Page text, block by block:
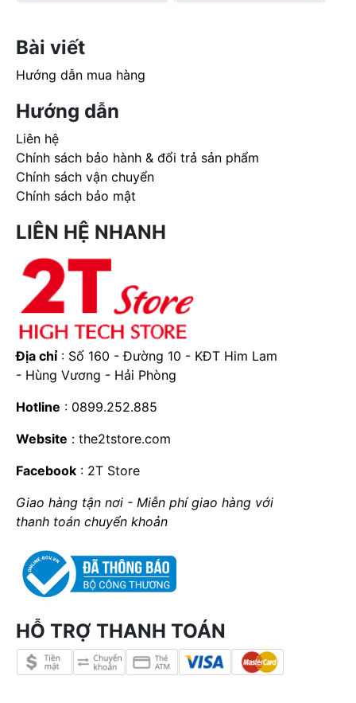
Bài viết
Hướng dẫn mua hàng
Hướng dẫn
Liên hệ
Chính sách bảo hành & đổi trả sản phẩm
Chính sách vận chuyển
Chính sách bảo mật
LIÊN HỆ NHANH
Địa chỉ: Số 160 - Đường 10 - KĐT Him Lam
- Hùng Vương - Hải Phòng
Hotline : 0899.252.885
Website :the2tstore.com
Facebook : 2T Store
Giao hàng tận nơi - Miễn phí giao hàng với
thanh toán chuyển khoản
HỖ TRỢ THANH TOÁN